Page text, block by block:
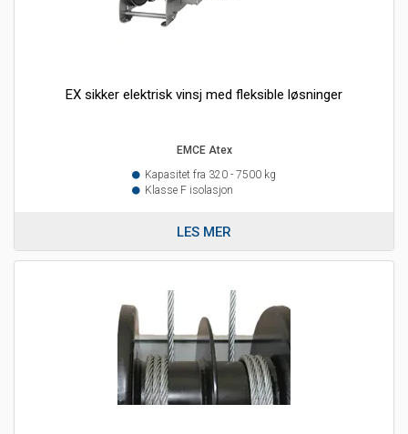
EX sikker elektrisk vinsj med fleksible løsninger
EMCE Atex
Kapasitet fra 320 - 7500 kg
Klasse F isolasjon
LES MER